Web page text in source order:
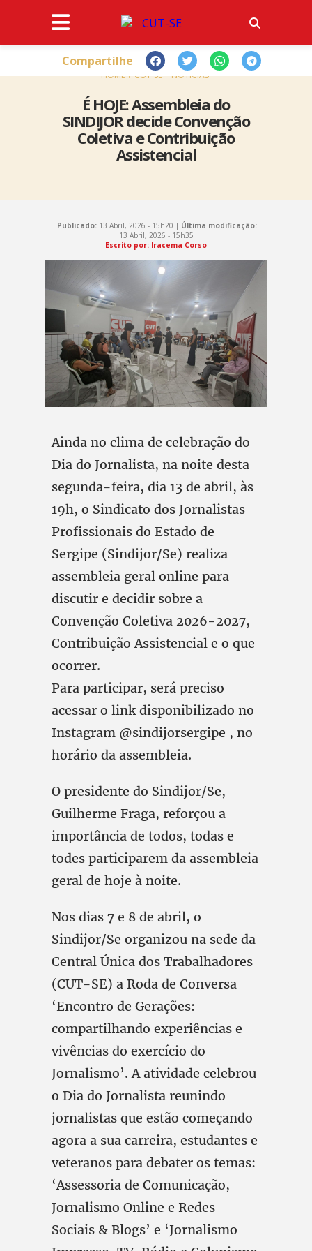
HOME CUT-SE NOTÍCIAS
É HOJE: Assembleia do
SINDIJOR decide Convenção
Coletiva e Contribuição
Assistencial
Compartilhe
Publicado: 13 Abril, 2026 - 15h20 | Última modificação:
13 Abril, 2026 - 15h35
Escrito por: Iracema Corso
Ainda no clima de celebração do
Dia do Jornalista, na noite desta
segunda-feira, dia 13 de abril, às
19h, o Sindicato dos Jornalistas
Profissionais do Estado de
Sergipe (Sindijor/Se) realiza
assembleia geral online para
discutir e decidir sobre a
Convenção Coletiva 2026-2027,
Contribuição Assistencial e o que
ocorrer.
Para participar, será preciso
acessar o link disponibilizado no
Instagram @sindijorsergipe , no
horário da assembleia.
O presidente do Sindijor/Se,
Guilherme Fraga, reforçou a
importância de todos, todas e
todes participarem da assembleia
geral de hoje à noite.
Nos dias 7 e 8 de abril, o
Sindijor/Se organizou na sede da
Central Única dos Trabalhadores
(CUT-SE) a Roda de Conversa
‘Encontro de Gerações:
compartilhando experiências e
vivências do exercício do
Jornalismo’. A atividade celebrou
o Dia do Jornalista reunindo
jornalistas que estão começando
agora a sua carreira, estudantes e
veteranos para debater os temas:
‘Assessoria de Comunicação,
Jornalismo Online e Redes
Sociais & Blogs’ e ‘Jornalismo